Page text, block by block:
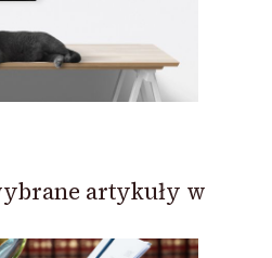
artykuły w